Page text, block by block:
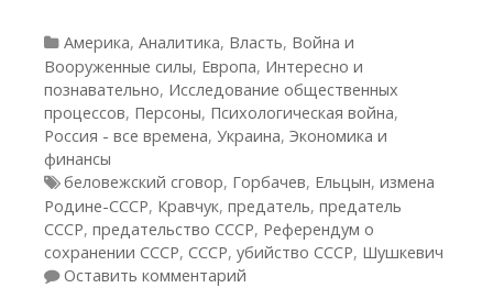
Рубрики
Америка, Аналитика, Власть, Война и
Вооруженные силы, Европа, Интересно и
познавательно, Исследование общественных
процессов, Персоны, Психологическая война,
Россия - все времена, Украина, Экономика и
финансы
Метки
беловежский сговор, Горбачев, Ельцын, измена
Родине-СССР, Кравчук, предатель, предатель
СССР, предательство СССР, Референдум о
сохранении СССР, СССР, убийство СССР, Шушкевич
Оставить комментарий